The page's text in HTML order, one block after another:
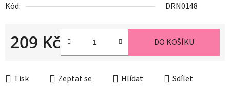
Kód:
DRN0148
209 Kč DO KOŠÍKU
Tisk Zeptat se Hlídat Sdílet